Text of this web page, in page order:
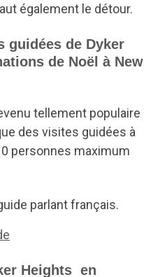
également le détour.
guidées de Dyker
de Noël à New
tellement populaire
des visites guidées à
personnes maximum
parlant français.
Heights en